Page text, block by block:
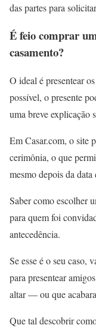
das partes para
É feio comprar
casamento?
O ideal é presentear
possível, o presente
uma breve explicação
Em Casar.com, o site
cerimônia, o que
mesmo depois da data
Saber como escolher
para quem foi
antecedência.
Se esse é o seu caso,
para presentear
altar — ou que
Que tal descobrir